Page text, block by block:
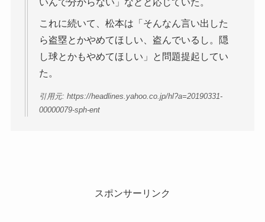
これに続いて、松本は「そんなん言い出した
ら盗塁とかやめてほしい、盗んでいるし。隠
し球とかもやめてほしい」と問題提起してい
た。
引用元: https://headlines.yahoo.co.jp/hl?a=20190331-
00000079-sph-ent
スポンサーリンク